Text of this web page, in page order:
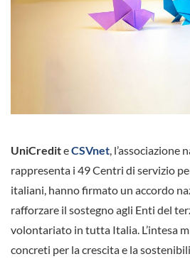
UniCrediteCSVnet, l’associazione
rappresenta i 49 Centri di servizio
italiani, hanno firmato un accordo
rafforzare il sostegno agli Enti del
volontariato in tutta Italia. L’intesa
concreti per la crescita e la